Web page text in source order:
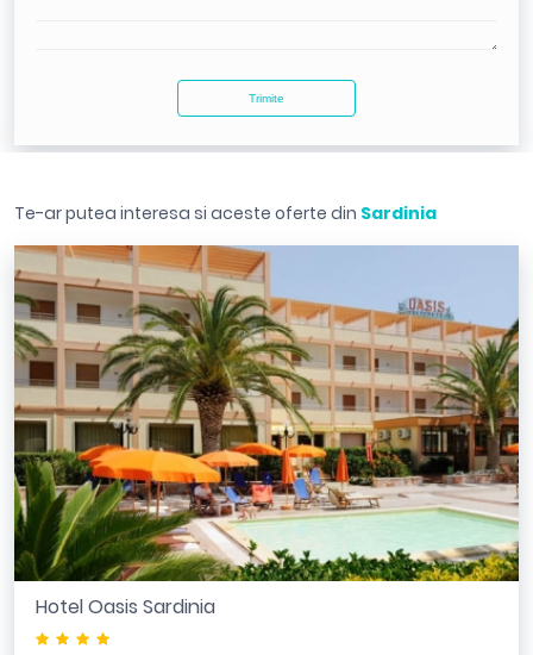
Te-ar putea interesa si aceste oferte din Sardinia
Hotel Oasis Sardinia